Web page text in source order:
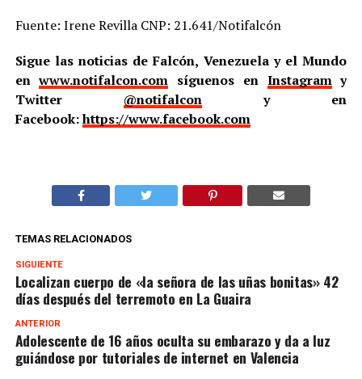
Fuente: Irene Revilla CNP: 21.641/Notifalcón
Sigue las noticias de Falcón, Venezuela y el Mundo
enwww.notifalcon.com síguenos en Instagramy
Twitter @notifalcony en
Facebook:https://www.facebook.com
TEMAS RELACIONADOS
SIGUIENTE
Localizan cuerpo de «la señora de las uñas bonitas» 42
días después del terremoto en La Guaira
ANTERIOR
Adolescente de 16 años oculta su embarazo y da a luz
guiándose por tutoriales de internet en Valencia